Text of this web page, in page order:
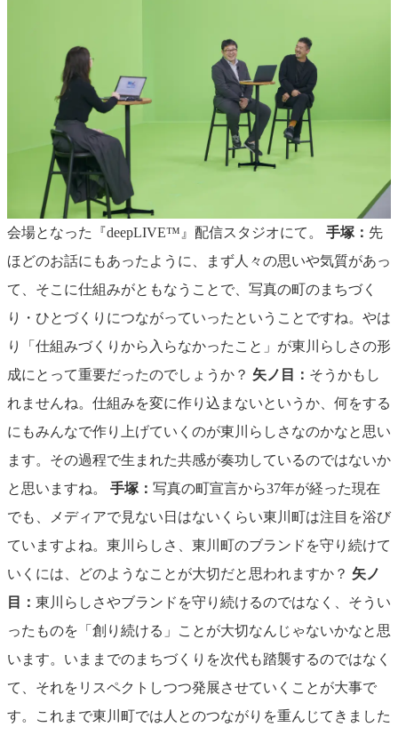
会場となった『deepLIVE™️』配信スタジオにて。 手塚： 先
ほどのお話にもあったように、まず人々の思いや気質があっ
て、そこに仕組みがともなうことで、写真の町のまちづく
り・ひとづくりにつながっていったということですね。やは
り「仕組みづくりから入らなかったこと」が東川らしさの形
成にとって重要だったのでしょうか？ 矢ノ目： そうかもし
れませんね。仕組みを変に作り込まないというか、何をする
にもみんなで作り上げていくのが東川らしさなのかなと思い
ます。その過程で生まれた共感が奏功しているのではないか
と思いますね。 手塚： 写真の町宣言から37年が経った現在
でも、メディアで見ない日はないくらい東川町は注目を浴び
ていますよね。東川らしさ、東川町のブランドを守り続けて
いくには、どのようなことが大切だと思われますか？ 矢ノ
目： 東川らしさやブランドを守り続けるのではなく、そうい
ったものを「創り続ける」ことが大切なんじゃないかなと思
います。いままでのまちづくりを次代も踏襲するのではなく
て、それをリスペクトしつつ発展させていくことが大事で
す。これまで東川町では人とのつながりを重んじてきました